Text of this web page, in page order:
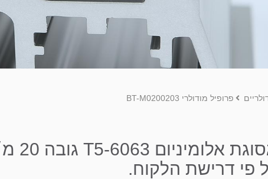
פרופיל מודולרי BT-M0200203
פי דרישת הלקוח.